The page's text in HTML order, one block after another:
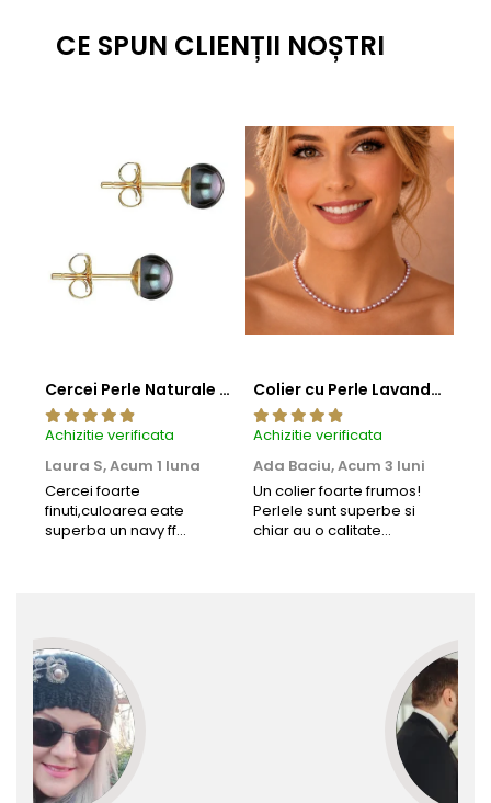
CE SPUN CLIENȚII NOȘTRI
Cercei Perle Naturale Negre 5-6 mm, Buton AAA, Aur 14K (aur 585), Tip Șurub | KASKADDA®
Achizitie verificata
Laura S,Acum 1 luna
Cercei foarte
finuti,culoarea eate
superba un navy ff
Colier cu Perle Lavanda la Baza Gatului, de 4-5 mm, Perle Rare, Calitate AAA+, Aur 14K | KASKADDA®
Achizitie verificata
Ada Baciu,Acum 3 luni
Un colier foarte frumos!
Perlele sunt superbe si
chiar au o calitate